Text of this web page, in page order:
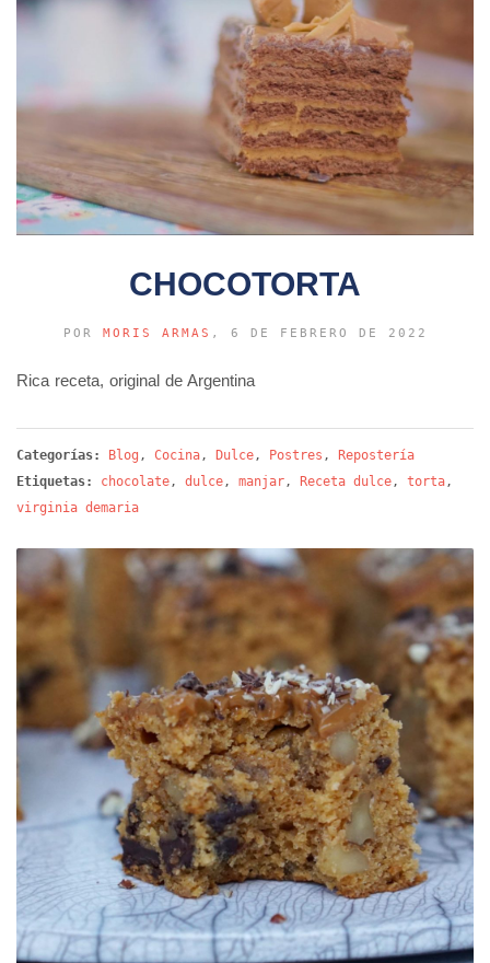
CHOCOTORTA
POR MORIS ARMAS , 6 DE FEBRERO DE 2022
Rica receta, original de Argentina
Categorías: Blog , Cocina, Dulce, Postres ,
Repostería
Etiquetas:
chocolate, dulce, manjar, Receta dulce, torta,
virginia demaria